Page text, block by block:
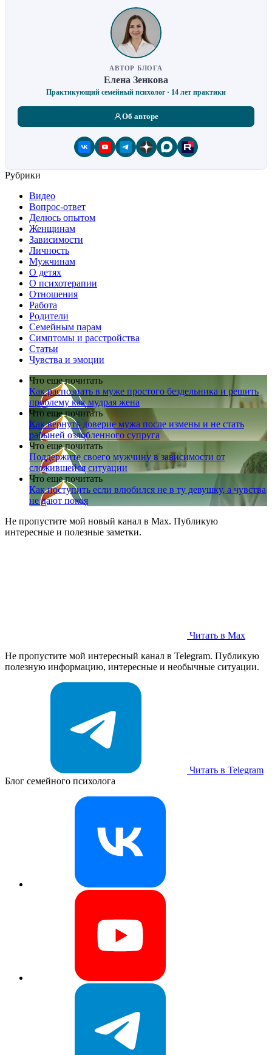
АВТОР БЛОГА
Елена Зенкова
Практикующий семейный психолог · 14 лет практики
Об авторе
Рубрики
Видео
Вопрос-ответ
Делюсь опытом
Женщинам
Зависимости
Личность
Мужчинам
О детях
О психотерапии
Отношения
Работа
Родители
Семейным парам
Симптомы и расстройства
Статьи
Чувства и эмоции
Что еще почитать
Как распознать в муже простого бездельника и решить
проблему как мудрая жена
Что еще почитать
Как вернуть доверие мужа после измены и не стать
рабыней озлобленного супруга
Что еще почитать
Поддержите своего мужчину в зависимости от
сложившейся ситуации
Что еще почитать
Как поступить если влюбился не в ту девушку, а чувства
не дают покоя
Не пропустите мой новый канал в Max. Публикую
интересные и полезные заметки.
Читать в Max
Не пропустите мой интересный канал в Telegram. Публикую
полезную информацию, интересные и необычные ситуации.
Читать в Telegram
Блог семейного психолога